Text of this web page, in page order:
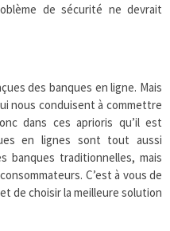
de sécurité ne devrait
des banques en ligne. Mais
nous conduisent à commettre
dans ces aprioris qu’il est
en lignes sont tout aussi
banques traditionnelles, mais
C’est à vous de
de choisir la meilleure solution